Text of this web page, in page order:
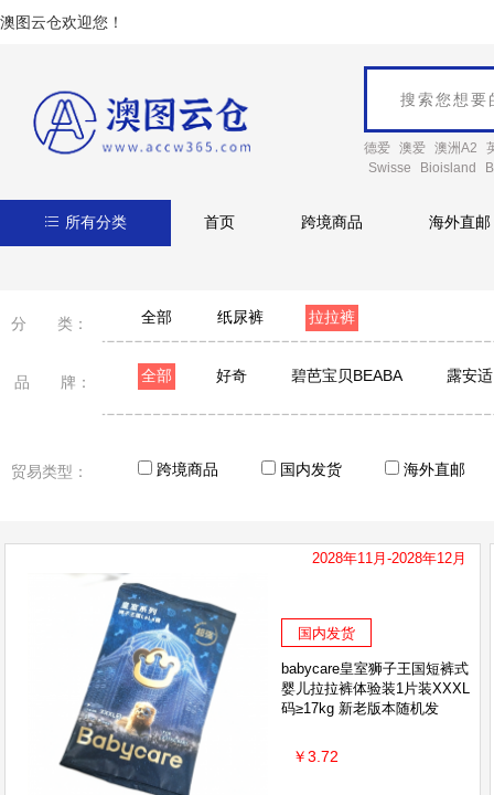
澳图云仓欢迎您！
德爱 澳爱 澳洲A2
Swisse
Bioisland
所有分类 首页 跨境商品 海外直邮
分 类： 全部 纸尿裤 拉拉裤
品 牌： 全部 好奇 碧芭宝贝BEABA 露安适
贸易类型： 跨境商品 国内发货 海外直邮
2028年11月-2028年12月
国内发货
babycare皇室狮子王国短裤式
婴儿拉拉裤体验装1片装XXXL
码≥17kg 新老版本随机发
￥3.72